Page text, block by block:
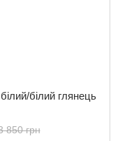
білий глянець
850 грн